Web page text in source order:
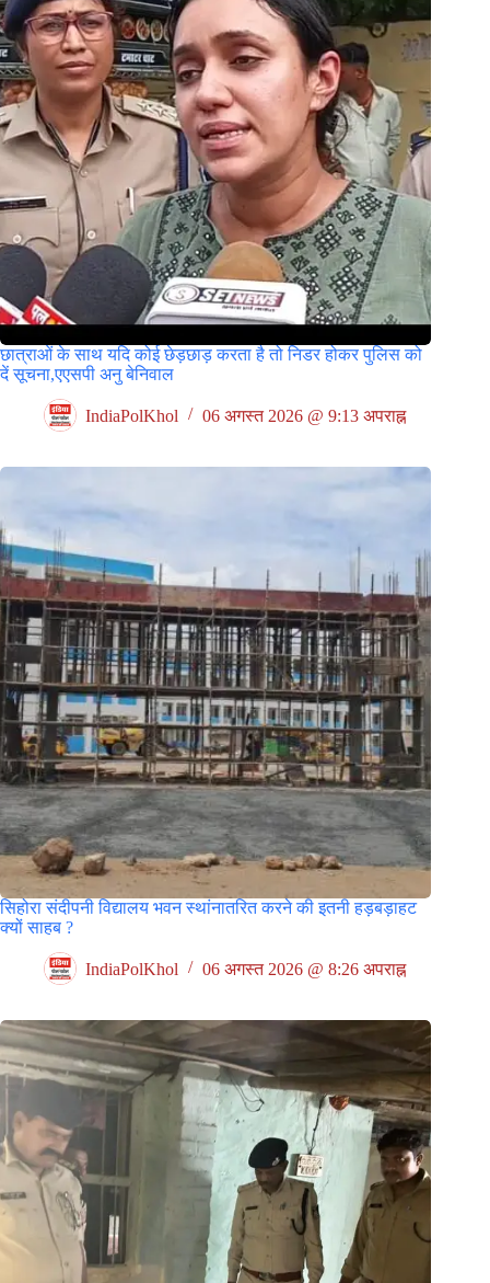
छात्राओं के साथ यदि कोई छेड़छाड़ करता है तो निडर होकर पुलिस को
दें सूचना,एएसपी अनु बेनिवाल
IndiaPolKhol 06 अगस्त 2026 @ 9:13 अपराह्न
सिहोरा संदीपनी विद्यालय भवन स्थांनातरित करने की इतनी हड़बड़ाहट
क्यों साहब ?
IndiaPolKhol 06 अगस्त 2026 @ 8:26 अपराह्न